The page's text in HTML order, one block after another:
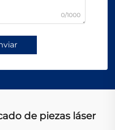
0/1000
de piezas láser